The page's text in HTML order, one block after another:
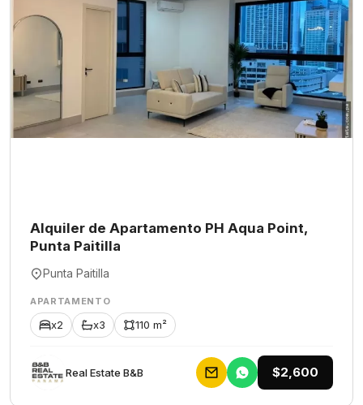
Alquiler de Apartamento PH Aqua Point,
Punta Paitilla
Punta Paitilla
APARTAMENTO
x2 x3 110 m²
Rеаl Еstаtе В&В $2,600